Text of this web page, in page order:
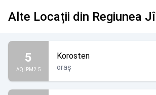
Alte Locații din Regiunea
5
AQI PM2.5
Korosten
oraș